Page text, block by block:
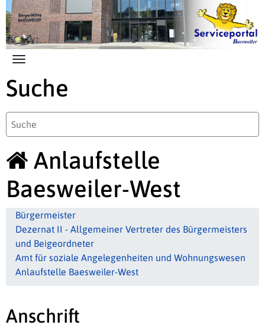
Zum Hauptinhalt springen
Suche
Anlaufstelle
Baesweiler-West
Bürgermeister
Dezernat II - Allgemeiner Vertreter des Bürgermeisters
und Beigeordneter
Amt für soziale Angelegenheiten und Wohnungswesen
Anlaufstelle Baesweiler-West
Anschrift